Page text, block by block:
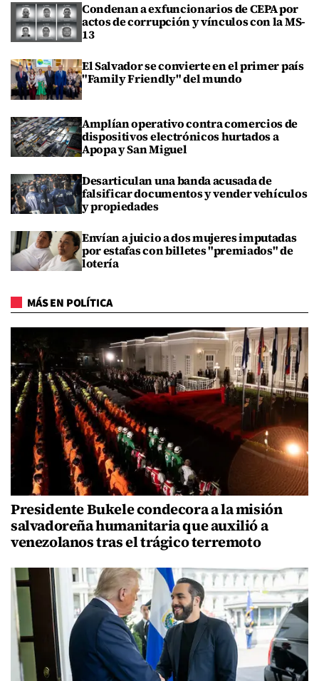
Condenan a exfuncionarios de CEPA por
actos de corrupción y vínculos con la MS-
13
El Salvador se convierte en el primer país
"Family Friendly" del mundo
Amplían operativo contra comercios de
dispositivos electrónicos hurtados a
Apopa y San Miguel
Desarticulan una banda acusada de
falsificar documentos y vender vehículos
y propiedades
Envían a juicio a dos mujeres imputadas
por estafas con billetes "premiados" de
lotería
MÁS EN POLÍTICA
Presidente Bukele condecora a la misión
salvadoreña humanitaria que auxilió a
venezolanos tras el trágico terremoto